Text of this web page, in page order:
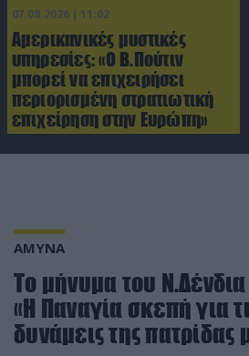
07.08.2026 | 11:02
Αμερικανικές μυστικές
υπηρεσίες: «Ο Β.Πούτιν
μπορεί να επιχειρήσει
περιορισμένη στρατιωτική
επιχείρηση στην Ευρώπη»
ΑΜΥΝΑ
Το μήνυμα του
«Η Παναγία σκεπή για
δυνάμεις της πατρίδας